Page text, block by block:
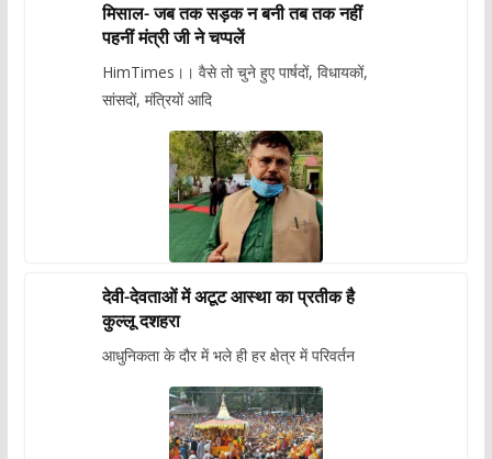
मिसाल- जब तक सड़क न बनी तब तक नहीं
पहनीं मंत्री जी ने चप्पलें
HimTimes।। वैसे तो चुने हुए पार्षदों, विधायकों,
सांसदों, मंत्रियों आदि
देवी-देवताओं में अटूट आस्था का प्रतीक है
कुल्लू दशहरा
आधुनिकता के दौर में भले ही हर क्षेत्र में परिवर्तन